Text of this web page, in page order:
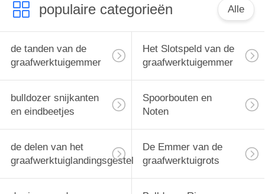
populaire categorieën Alle
de tanden van de
graafwerktuigemmer
Het Slotspeld van de
graafwerktuigemmer
bulldozer snijkanten
en eindbeetjes
Spoorbouten en
Noten
de delen van het
graafwerktuiglandingsgestel
De Emmer van de
graafwerktuigrots